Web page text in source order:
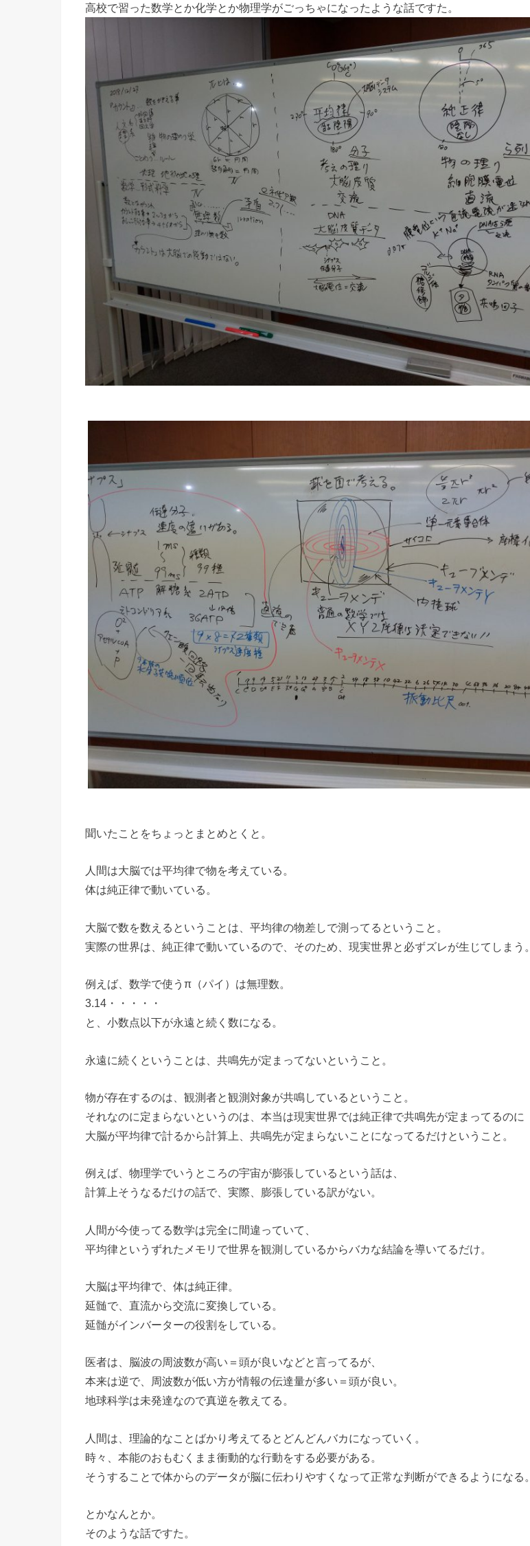
高校で習った数学とか化学とか物理学がごっちゃになったような話ですた。
聞いたことをちょっとまとめとくと。
人間は大脳では平均律で物を考えている。
体は純正律で動いている。
大脳で数を数えるということは、平均律の物差しで測ってるということ。
実際の世界は、純正律で動いているので、そのため、現実世界と必ずズレが生じてしまう。
例えば、数学で使うπ（パイ）は無理数。
3.14・・・・・
と、小数点以下が永遠と続く数になる。
永遠に続くということは、共鳴先が定まってないということ。
物が存在するのは、観測者と観測対象が共鳴しているということ。
それなのに定まらないというのは、本当は現実世界では純正律で共鳴先が定まってるのに
大脳が平均律で計るから計算上、共鳴先が定まらないことになってるだけということ。
例えば、物理学でいうところの宇宙が膨張しているという話は、
計算上そうなるだけの話で、実際、膨張している訳がない。
人間が今使ってる数学は完全に間違っていて、
平均律というずれたメモリで世界を観測しているからバカな結論を導いてるだけ。
大脳は平均律で、体は純正律。
延髄で、直流から交流に変換している。
延髄がインバーターの役割をしている。
医者は、脳波の周波数が高い＝頭が良いなどと言ってるが、
本来は逆で、周波数が低い方が情報の伝達量が多い＝頭が良い。
地球科学は未発達なので真逆を教えてる。
人間は、理論的なことばかり考えてるとどんどんバカになっていく。
時々、本能のおもむくまま衝動的な行動をする必要がある。
そうすることで体からのデータが脳に伝わりやすくなって正常な判断ができるようになる。
とかなんとか。
そのような話ですた。